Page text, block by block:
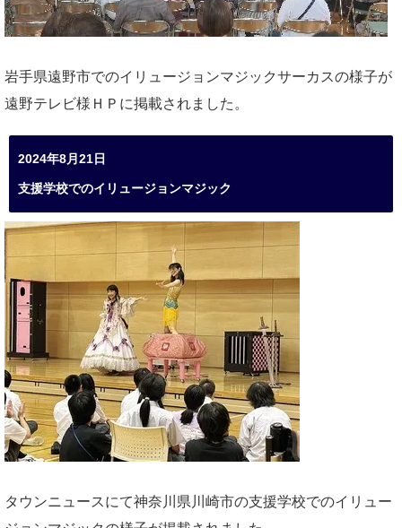
岩手県遠野市でのイリュージョンマジックサーカスの様子が
遠野テレビ様ＨＰに掲載されました。
2024年8月21日
支援学校でのイリュージョンマジック
タウンニュースにて神奈川県川崎市の支援学校でのイリュー